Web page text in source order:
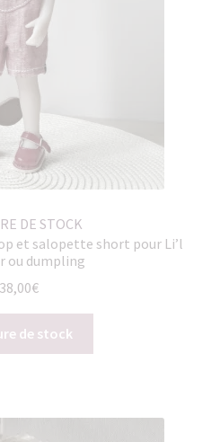
DE STOCK
et salopette short pour Li’l
ou dumpling
38,00€
de stock